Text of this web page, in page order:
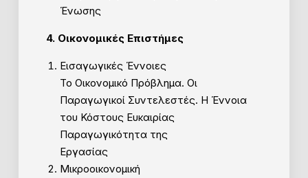
Ένωσης
4. Οικονομικές Επιστήμες
Εισαγωγικές Έννοιες
Το Οικονομικό Πρόβλημα. Οι
Παραγωγικοί Συντελεστές. Η Έννοια
του Κόστους Ευκαιρίας
Παραγωγικότητα της
Εργασίας
Μικροοικονομική